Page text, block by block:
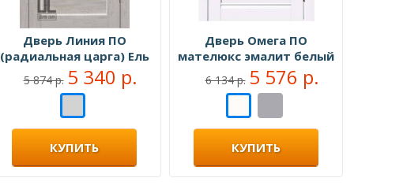
Дверь Линия ПО
(радиальная царга) Ель
альпийская
5 874 р. 5 340 р.
КУПИТЬ
Дверь Омега ПО
мателюкс эмалит белый
6 134 р. 5 576 р.
КУПИТЬ